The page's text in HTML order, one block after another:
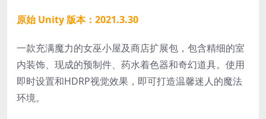
原始 Unity 版本：2021.3.30
一款充满魔力的女巫小屋及商店扩展包，包含精细的室
内装饰、现成的预制件、药水着色器和奇幻道具。使用
即时设置和HDRP视觉效果，即可打造温馨迷人的魔法
环境。